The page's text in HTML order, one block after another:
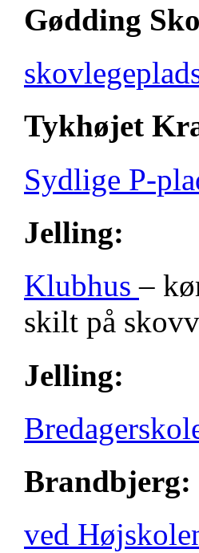
Gødding
Tykhøjet
Sydlige P-
Jelling:
Klubhus–
skilt på
Jelling:
Brandbjerg:
ved